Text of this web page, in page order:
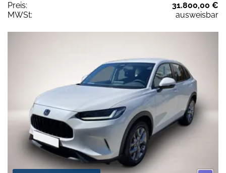
Preis:
31.800,00 €
MWSt:
ausweisbar